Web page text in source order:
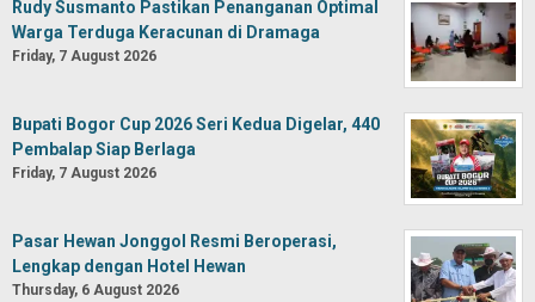
Rudy Susmanto Pastikan Penanganan Optimal
Warga Terduga Keracunan di Dramaga
Friday, 7 August 2026
Bupati Bogor Cup 2026 Seri Kedua Digelar, 440
Pembalap Siap Berlaga
Friday, 7 August 2026
Pasar Hewan Jonggol Resmi Beroperasi,
Lengkap dengan Hotel Hewan
Thursday, 6 August 2026